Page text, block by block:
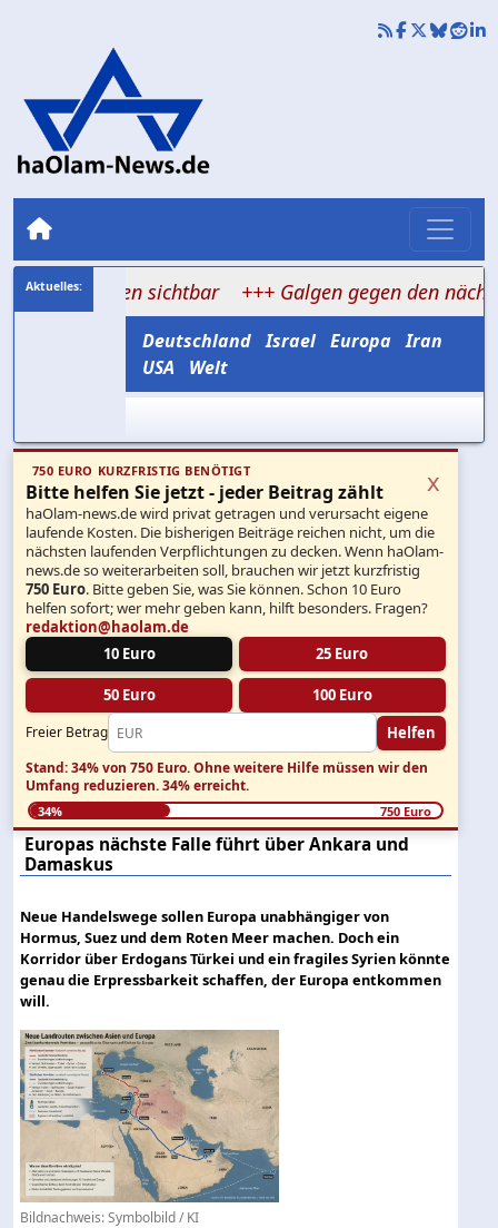
sichtbar +++ Galgen gegen den nächsten
Deutschland Israel Europa Iran
USA
Welt
750 EURO KURZFRISTIG BENÖTIGT
Bitte helfen Sie jetzt - jeder Beitrag zählt
haOlam-news.de wird privat getragen und verursacht eigene
laufende Kosten. Die bisherigen Beiträge reichen nicht, um die
nächsten laufenden Verpflichtungen zu decken. Wenn haOlam-
news.de so weiterarbeiten soll, brauchen wir jetzt kurzfristig
750 Euro. Bitte geben Sie, was Sie können. Schon 10 Euro
helfen sofort; wer mehr geben kann, hilft besonders. Fragen?
redaktion@haolam.de
10 Euro
25 Euro
50 Euro 100 Euro
Freier Betrag Helfen
x
Stand: 34% von 750 Euro.Ohne weitere Hilfe müssen wir den
Umfang reduzieren.34% erreicht.
34% 750 Euro
Europas nächste Falle führt über Ankara und
Damaskus
Neue Handelswege sollen Europa unabhängiger von
Hormus, Suez und dem Roten Meer machen. Doch ein
Korridor über Erdogans Türkei und ein fragiles Syrien könnte
genau die Erpressbarkeit schaffen, der Europa entkommen
will.
Bildnachweis: Symbolbild / KI